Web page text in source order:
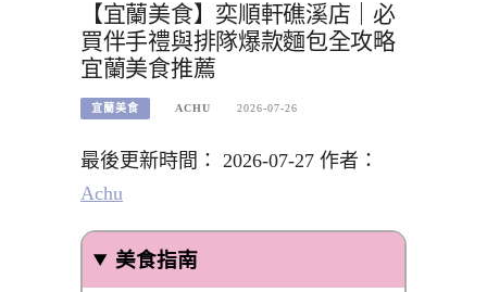
【宜蘭美食】奕順軒礁溪店｜必
買伴手禮與排隊爆款麵包全攻略
宜蘭美食推薦
宜蘭美食 ACHU 2026-07-26
最後更新時間： 2026-07-27 作者：
Achu
美食指南